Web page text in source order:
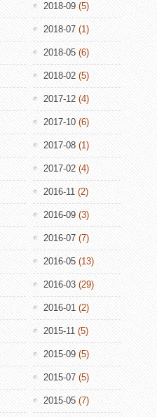
2018-09 (5)
2018-07 (1)
2018-05 (6)
2018-02 (5)
2017-12 (4)
2017-10 (6)
2017-08 (1)
2017-02 (4)
2016-11 (2)
2016-09 (3)
2016-07 (7)
2016-05 (13)
2016-03 (29)
2016-01 (2)
2015-11 (5)
2015-09 (5)
2015-07 (5)
2015-05 (7)